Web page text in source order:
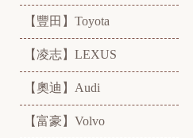
【豐田】Toyota
【凌志】LEXUS
【奧迪】Audi
【富豪】Volvo